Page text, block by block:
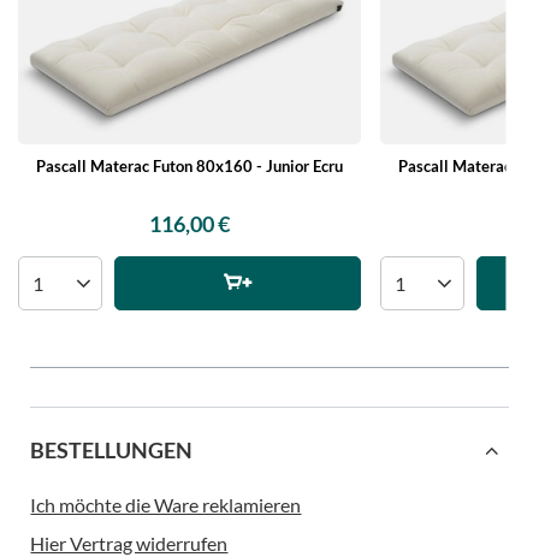
Pascall Materac Futon 80x160 - Junior Ecru
116,00 €
Pascall Materac
BESTELLUNGEN
Ich möchte die Ware reklamieren
Hier Vertrag widerrufen